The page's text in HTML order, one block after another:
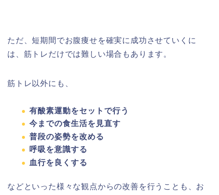
ただ、短期間でお腹痩せを確実に成功させていくに
は、筋トレだけでは難しい場合もあります。
筋トレ以外にも、
有酸素運動をセットで行う
今までの食生活を見直す
普段の姿勢を改める
呼吸を意識する
血行を良くする
などといった様々な観点からの改善を行うことも、お